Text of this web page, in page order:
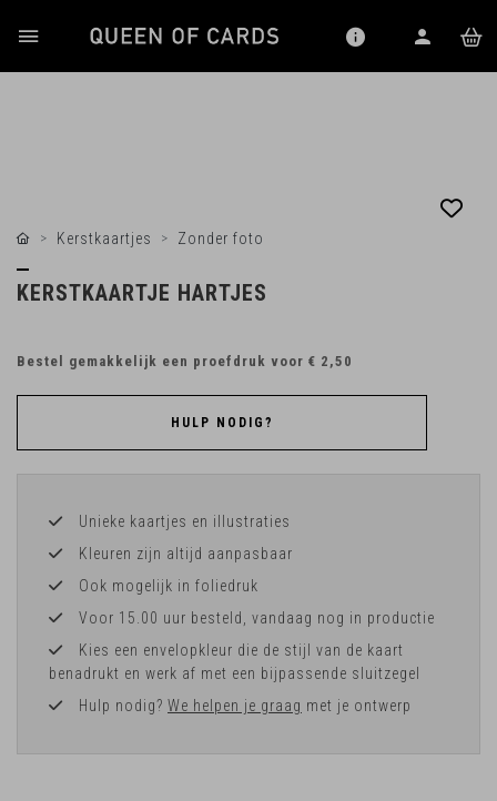
Kerstkaartjes Zonder foto
KERSTKAARTJE HARTJES
Bestel gemakkelijk een proefdruk voor € 2,50
HULP NODIG?
Unieke kaartjes en illustraties
Kleuren zijn altijd aanpasbaar
Ook mogelijk in foliedruk
Voor 15.00 uur besteld, vandaag nog in productie
Kies een envelopkleur die de stijl van de kaart
benadrukt en werk af met een bijpassende sluitzegel
Hulp nodig? We helpen je graag met je ontwerp